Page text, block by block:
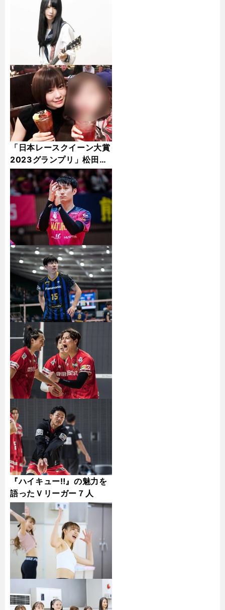
「日本レースクイーン大賞
2023グランプリ」松田蘭
さん撮り下ろしギャラリー
（55枚）
『ハイキュー‼』の魅力を
語ったＶリーガー７人